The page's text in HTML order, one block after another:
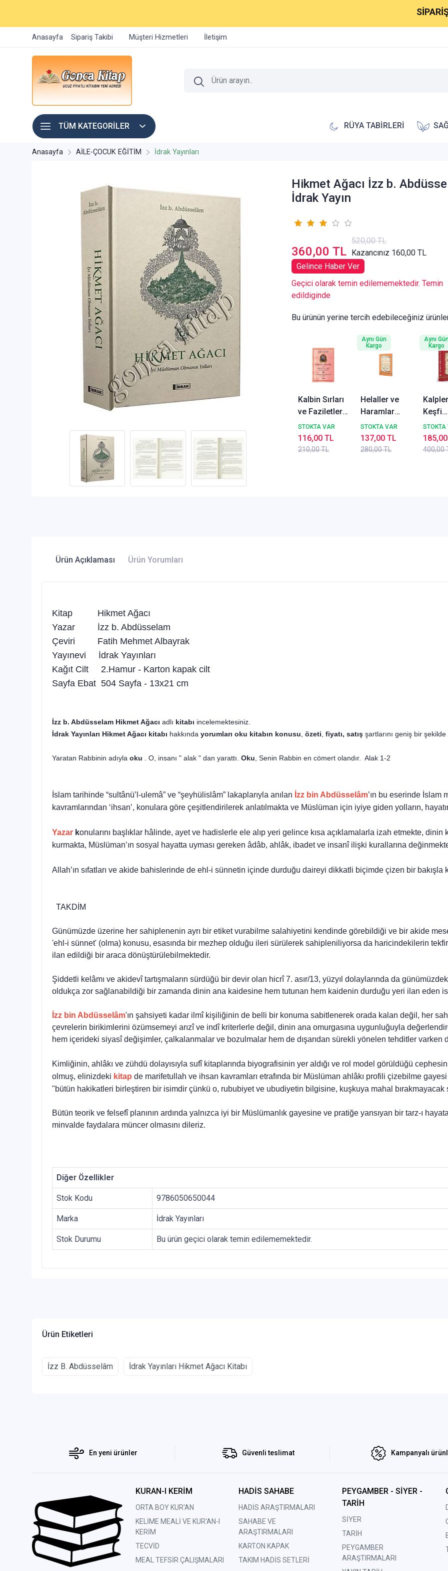
Anasayfa Sipariş Takibi Müşteri Hizmetleri İletişim
TÜM KATEGORİLER RÜYA TABİRLERİ
Anasayfa AİLE-ÇOCUK EĞİTİM İdrak Yayınları
Hikmet Ağacı İzz b.
İdrak Yayın
360,00 TL
520,00 TL
Kazancınız 160,00 TL
Gelince Haber Ver
Geçici olarak temin edilememektedir. Temin
edildiginde
Bu ürünün yerine tercih edebileceğiniz
Kalbin Sırları
ve Faziletleri
Kitabü Şerh-i
Acaibil Kalb
STOKTA VAR
210,00 TL
116,00 TL
Helaller ve
Haramlar
Kuba
Yayınevi
STOKTA VAR
280,00 TL
137,00 TL
Aynı Gün
Kargo
Keşfi
Kulub
STOKTA
400,00
Aynı
Kargo
Ürün Açıklaması Ürün Yorumları
Kitap Hikmet Ağacı
Yazar İzz b. Abdüsselam
Çeviri Fatih Mehmet Albayrak
Yayınevi İdrak Yayınları
Kağıt Cilt 2.Hamur - Karton kapak cilt
Sayfa Ebat 504 Sayfa - 13x21 cm
İzz b. Abdüsselam Hikmet Ağacı adlı kitabı incelemektesiniz.
İdrak Yayınları Hikmet Ağacı kitabı hakkında yorumları oku kitabın konusu özeti fiyatı, satış şartlarını geniş bir
Yaratan Rabbinin adıyla oku . O, insanı " alak " dan yarattı. Oku , Senin Rabbin en cömert olandır. Alak 1-2
İslam tarihinde “sultânü’l-ulemâ” ve “şeyhülislâm” lakaplarıyla anılan İzz bin Abdüsselâm’ın bu eserinde İslam
kavramlarından ‘ihsan’, konulara göre çeşitlendirilerek anlatılmakta ve Müslüman için iyiye giden yolların,
Yazar konularını başlıklar hâlinde, ayet ve hadislerle ele alıp yeri gelince kısa açıklamalarla izah etmekte, dinin
kurmakta, Müslüman’ın sosyal hayatta uyması gereken âdâb, ahlâk, ibadet ve insanî ilişki kurallarına
Allah’ın sıfatları ve akide bahislerinde de ehl-i sünnetin içinde durduğu daireyi dikkatli biçimde çizen bir bakışla
TAKDİM
Günümüzde üzerine her sahiplenenin ayrı bir etiket vu­rabilme salahiyetini kendinde görebildiği ve bir akide
'ehl-i sünnet' (olma) konusu, esasında bir mezhep olduğu ileri sürülerek sahipleniliyorsa da haricindekilerin
ilan edildiği bir araca dönüştürülebilmek­tedir.
Şiddetli kelâmı ve akidevî tartışmaların sürdüğü bir devir olan hicrî 7. asır/13, yüzyıl dolaylarında da
oldukça zor sağla­nabildiği bir zamanda dinin ana kaidesine hem tutunan hem kaidenin durduğu yeri ilan eden
İzz bin Abdüsselâm'ın şahsiyeti kadar ilmî kişiliğinin de belli bir konuma sabitlenerek orada kalan değil, her
çevrelerin birikimlerini özümsemeyi arızî ve indî kriterlerle değil, dinin ana omurgası­na uygunluğuyla
hem içerideki siyasî değişimler, çalkalanmalar ve bozulmalar hem de dışarıdan sürekli yönelen tehditler var­ken
Kimliğinin, ahlâkı ve zühdü dolayısıyla sufî kitaplarında biyografisinin yer aldığı ve rol model görüldüğü
olmuş, elinizdeki kitap de marifetullah ve ihsan kavramları etrafında bir Müslüman ahlâkı profili çizebilme
"bütün hakikatleri birleştiren bir isimdir çünkü o, rububiyet ve ubudiyetin bilgisine, kuşkuya mahal bı­rakmayacak
Bütün teorik ve felsefî planının ardında yalnızca iyi bir Müslümanlık gayesine ve pratiğe yansıyan bir tarz-ı
minvalde faydalara müncer olmasını dileriz.
Diğer Özellikler
Stok Kodu 9786050650044
Marka İdrak Yayınları
Stok Durumu Bu ürün geçici olarak temin edilememektedir.
Ürün Etiketleri
İzz B. Abdüsselâm İdrak Yayınları Hikmet Ağacı Kitabı
En yeni ürünler Güvenli teslimat Kampanyalı
KURAN-I KERİM
ORTA BOY KUR'AN
KELİME MEALİ VE KUR'AN-I
KERİM
TECVİD
MEAL TEFSİR ÇALIŞMALARI
HADİS SAHABE
HADİS ARAŞTIRMALARI
SAHABE VE
ARAŞTIRMALARI
KARTON KAPAK
TAKIM HADİS SETLERİ
PEYGAMBER - SİYER -
TARİH
SİYER
TARİH
PEYGAMBER
ARAŞTIRMALARI